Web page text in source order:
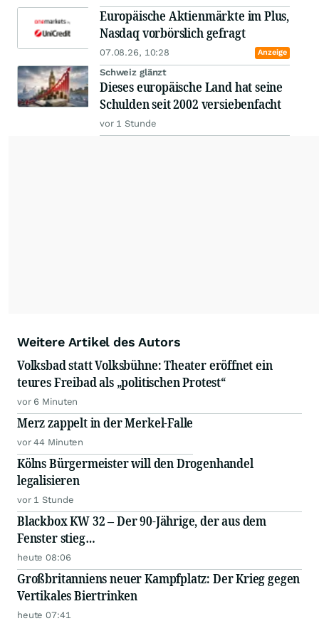
Europäische Aktienmärkte im Plus,
Nasdaq vorbörslich gefragt
07.08.26, 10:28 Anzeige
Schweiz glänzt
Dieses europäische Land hat seine
Schulden seit 2002 versiebenfacht
vor 1 Stunde
Weitere Artikel des Autors
Volksbad statt Volksbühne: Theater eröffnet ein
teures Freibad als „politischen Protest“
vor 6 Minuten
Merz zappelt in der Merkel-Falle
vor 44 Minuten
Kölns Bürgermeister will den Drogenhandel
legalisieren
vor 1 Stunde
Blackbox KW 32 – Der 90-Jährige, der aus dem
Fenster stieg…
heute 08:06
Großbritanniens neuer Kampfplatz: Der Krieg gegen
Vertikales Biertrinken
heute 07:41